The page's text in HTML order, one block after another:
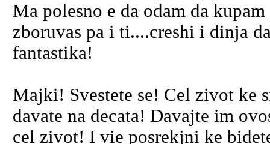
Ma polesno e da odam da
zboruvas pa i ti....creshi i dinja
fantastika!
Majki! Svestete se! Cel zivot ke
davate na decata! Davajte im
cel zivot! I vie posrekjni ke